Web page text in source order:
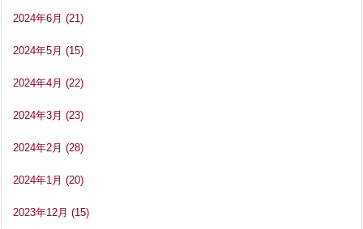
2024年6月 (21)
2024年5月 (15)
2024年4月 (22)
2024年3月 (23)
2024年2月 (28)
2024年1月 (20)
2023年12月 (15)